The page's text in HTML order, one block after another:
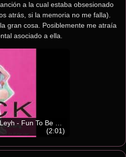
a la cual estaba obsesionado
atrás, si la memoria no me falla).
gran cosa. Posiblemente me atraía
asociado a ella.
- Fun To Be Dead
(2:01)